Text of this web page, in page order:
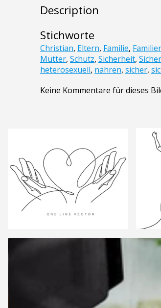
Description
Stichworte
Christian, Eltern, Familie,
Mutter, Schutz, Sicherheit,
heterosexuell, nähren, sicher,
Keine Kommentare für dieses